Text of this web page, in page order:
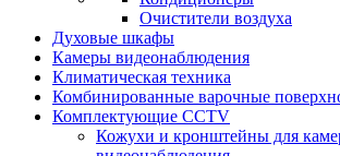
Очистители воздуха
Духовые шкафы
Камеры видеонаблюдения
Климатическая техника
Комбинированные варочные
Комплектующие CCTV
Кожухи и кронштейны для